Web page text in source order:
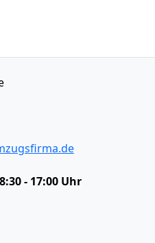
- 17:00 Uhr